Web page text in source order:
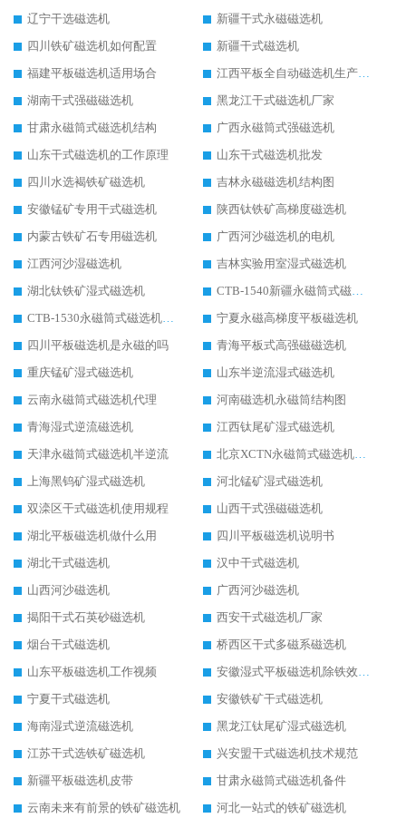
辽宁干选磁选机
新疆干式永磁磁选机
四川铁矿磁选机如何配置
新疆干式磁选机
福建平板磁选机适用场合
江西平板全自动磁选机生产厂家
湖南干式强磁磁选机
黑龙江干式磁选机厂家
甘肃永磁筒式磁选机结构
广西永磁筒式强磁选机
山东干式磁选机的工作原理
山东干式磁选机批发
四川水选褐铁矿磁选机
吉林永磁磁选机结构图
安徽锰矿专用干式磁选机
陕西钛铁矿高梯度磁选机
内蒙古铁矿石专用磁选机
广西河沙磁选机的电机
江西河沙湿磁选机
吉林实验用室湿式磁选机
湖北钛铁矿湿式磁选机
CTB-1540新疆永磁筒式磁选机
CTB-1530永磁筒式磁选机代理商
宁夏永磁高梯度平板磁选机
四川平板磁选机是永磁的吗
青海平板式高强磁磁选机
重庆锰矿湿式磁选机
山东半逆流湿式磁选机
云南永磁筒式磁选机代理
河南磁选机永磁筒结构图
青海湿式逆流磁选机
江西钛尾矿湿式磁选机
天津永磁筒式磁选机半逆流
北京XCTN永磁筒式磁选机磁块位置
上海黑钨矿湿式磁选机
河北锰矿湿式磁选机
双滦区干式磁选机使用规程
山西干式强磁磁选机
湖北平板磁选机做什么用
四川平板磁选机说明书
湖北干式磁选机
汉中干式磁选机
山西河沙磁选机
广西河沙磁选机
揭阳干式石英砂磁选机
西安干式磁选机厂家
烟台干式磁选机
桥西区干式多磁系磁选机
山东平板磁选机工作视频
安徽湿式平板磁选机除铁效果怎么样
宁夏干式磁选机
安徽铁矿干式磁选机
海南湿式逆流磁选机
黑龙江钛尾矿湿式磁选机
江苏干式选铁矿磁选机
兴安盟干式磁选机技术规范
新疆平板磁选机皮带
甘肃永磁筒式磁选机备件
云南未来有前景的铁矿磁选机
河北一站式的铁矿磁选机